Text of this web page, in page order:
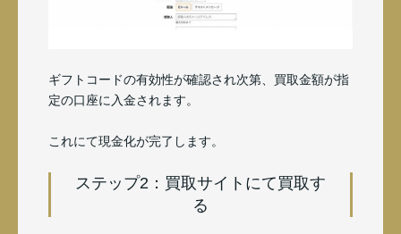
ギフトコードの有効性が確認され次第、買取金額が指
定の口座に入金されます。
これにて現金化が完了します。
ステップ2：買取サイトにて買取す
る